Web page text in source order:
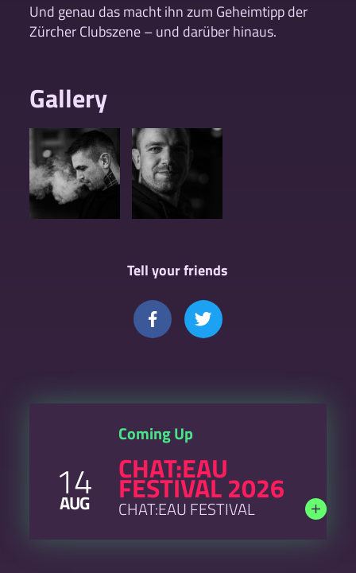
Und genau das macht ihn zum Geheimtipp der
Zürcher Clubszene – und darüber hinaus.
Gallery
Tell your friends
Coming Up
14
AUG
CHAT:EAU
FESTIVAL 2026
CHAT:EAU FESTIVAL